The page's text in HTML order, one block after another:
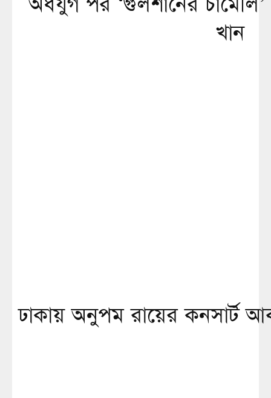
খান
ঢাকায় অনুপম রায়ের কনসার্ট